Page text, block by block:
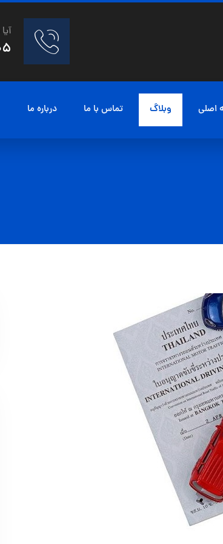
اصلی وبلاگ تماس با ما درباره ما